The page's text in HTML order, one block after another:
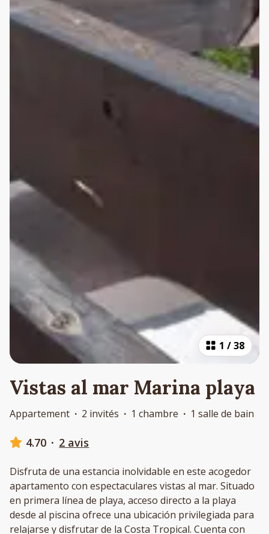
1 /38
Vistas al mar Marina playa
Appartement · 2 invités · 1 chambre · 1 salle de bain
4.70 · 2 avis
Disfruta de una estancia inolvidable en este acogedor
apartamento con espectaculares vistas al mar. Situado
en primera línea de playa, acceso directo a la playa
desde al piscina ofrece una ubicación privilegiada para
relajarse y disfrutar de la Costa Tropical. Cuenta con